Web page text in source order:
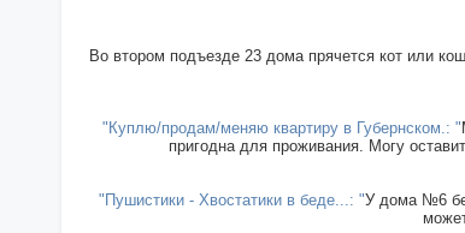
Во втором подъезде 23 дома прячется кот или
"Куплю/продам/меняю квартиру в Губернском.: "
пригодна для проживания. Могу
"Пушистики - Хвостатики в беде...: "У дома №6